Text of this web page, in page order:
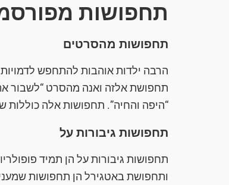
תחפושות
תחפושות מהסרטים
הרבה ילדות אוהבות להתחפש
תחפושת אלזה ואנה מהסרט “לשבור
“היפה והחיה”. תחפושות אלה כוללות
תחפושות גיבורות על
תחפושות גיבורות על הן תמיד
ותחפושת באטגירל הן תחפושות